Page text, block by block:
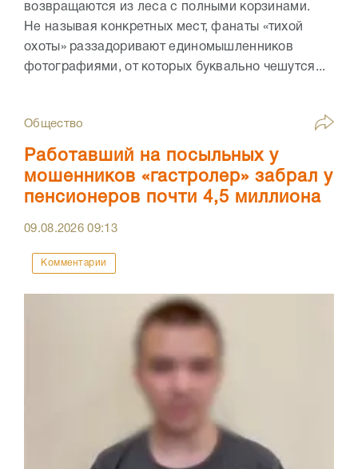
возвращаются из леса с полными корзинами.
Не называя конкретных мест, фанаты «тихой
охоты» раззадоривают единомышленников
фотографиями, от которых буквально чешутся...
Общество
Работавший на посыльных у
мошенников «гастролер» забрал у
пенсионеров почти 4,5 миллиона
09.08.202609:13
Комментарии